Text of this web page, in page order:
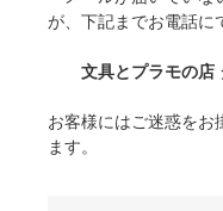
が、下記までお電話に
文具とプラモの
お客様にはご迷惑をお
ます。